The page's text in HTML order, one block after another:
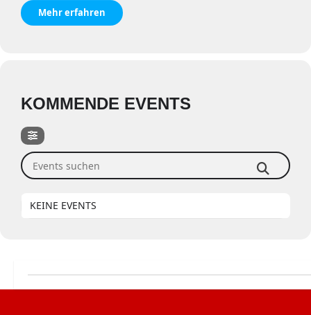
Mehr erfahren
KOMMENDE EVENTS
Events suchen
KEINE EVENTS